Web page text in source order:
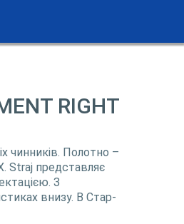
RIGHT
чинників. Полотно –
Straj представляє
З
внизу. В Стар-